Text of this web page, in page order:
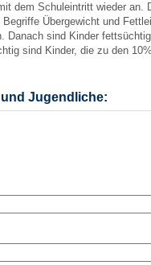
dem Schuleintritt wieder an.
Übergewicht und
Danach sind Kinder
sind Kinder, die zu den
Jugendliche: